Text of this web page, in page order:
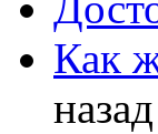
Как
назад